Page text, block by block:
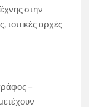
στην
τοπικές αρχές
–